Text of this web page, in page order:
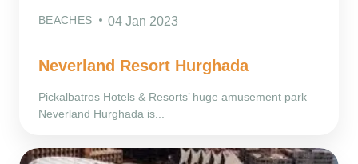
BEACHES 04 Jan 2023
Neverland Resort Hurghada
Pickalbatros Hotels & Resorts’ huge amusement park
Neverland Hurghada is...